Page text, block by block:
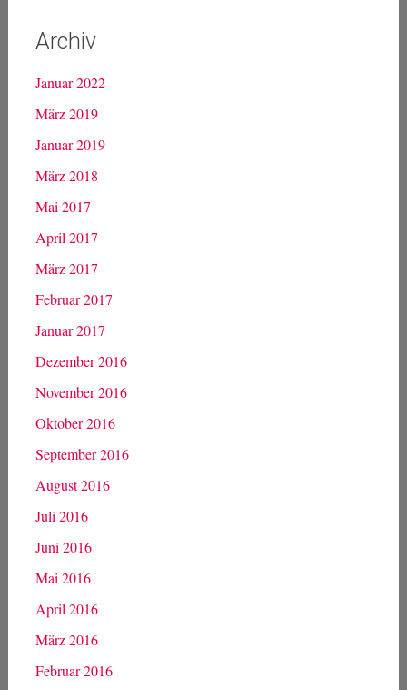
Archiv
Januar 2022
März 2019
Januar 2019
März 2018
Mai 2017
April 2017
März 2017
Februar 2017
Januar 2017
Dezember 2016
November 2016
Oktober 2016
September 2016
August 2016
Juli 2016
Juni 2016
Mai 2016
April 2016
März 2016
Februar 2016